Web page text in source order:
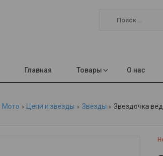
Главная Товары О нас
Мото Цепи и звезды Звезды Звездочка